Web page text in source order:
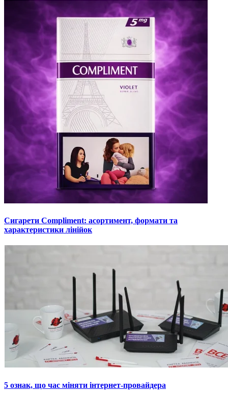
Сигарети Compliment: асортимент, формати та
характеристики лінійок
5 ознак, що час міняти інтернет-провайдера